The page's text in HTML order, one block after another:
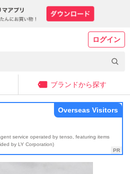
ログイン
ブランドから探す
service operated by tenso, featuring items
by LY Corporation)
Overseas Visitors